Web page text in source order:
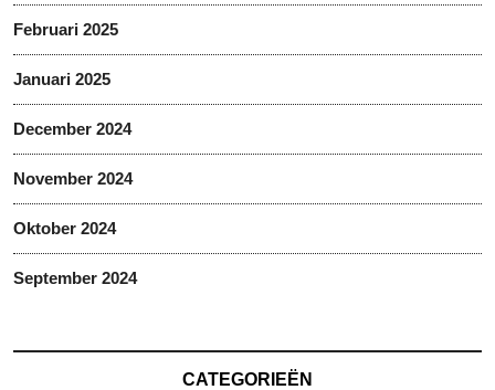
Februari 2025
Januari 2025
December 2024
November 2024
Oktober 2024
September 2024
CATEGORIEËN